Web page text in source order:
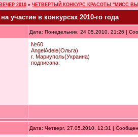
2010 » ЧЕТВЕРТЫЙ КОНКУРС КРАСОТЫ "МИСС
участие в конкурсах 2010-го года
Дата: Понедельник, 24.05.2010, 21:26 |
№60
AngelAdele(Ольга)
г. Мариуполь(Украина)
подписана.
Дата: Четверг, 27.05.2010, 12:31 |